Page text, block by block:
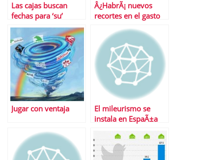
Las cajas buscan
fechas para ‘su’
temporada de salidas
a bolsa
Â¿HabrÃ¡ nuevos
recortes en el gasto
del Gobierno?
Jugar con ventaja
El mileurismo se
instala en EspaÃ±a